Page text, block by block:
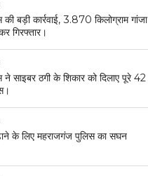
बड़ी कार्रवाई, 3.870 किलोग्राम गांजा
गिरफ्तार।
साइबर ठगी के शिकार को दिलाए पूरे 42
के लिए महराजगंज पुलिस का सघन